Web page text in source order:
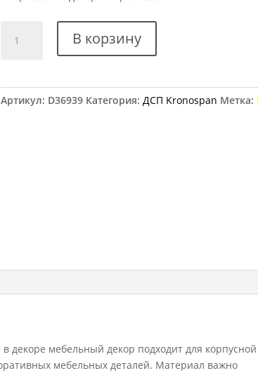
товара
РЕ
В корзину
Артикул: D36939 Категория:ДСП Kronospan Метка:
мебельный декор подходит для корпусной
мебельных деталей. Материал важно